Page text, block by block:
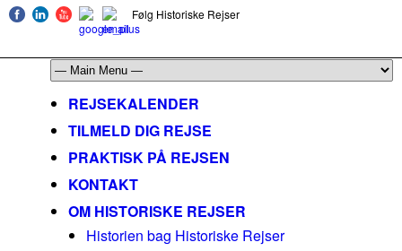
Følg Historiske Rejser
REJSEKALENDER
TILMELD DIG REJSE
PRAKTISK PÅ REJSEN
KONTAKT
OM HISTORISKE REJSER
Historien bag Historiske Rejser